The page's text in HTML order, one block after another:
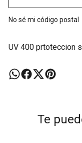
No sé mi código postal
UV 400 prtoteccion
Te